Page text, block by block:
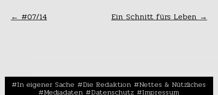
← #07/14 Ein Schnitt fürs Leben →
In eigener Sache Die Redaktion Nettes & Nützliches
Mediadaten Datenschutz Impressum